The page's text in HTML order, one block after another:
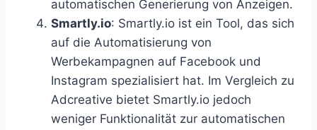
automatischen Generierung von Anzeigen.
Smartly.io: Smartly.io ist ein Tool, das sich
auf die Automatisierung von
Werbekampagnen auf Facebook und
Instagram spezialisiert hat. Im Vergleich zu
Adcreative bietet Smartly.io jedoch
weniger Funktionalität zur automatischen